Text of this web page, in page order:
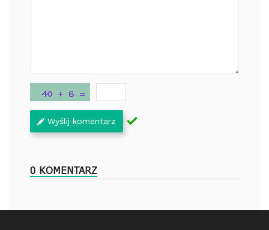
Wyślij komentarz
0 KOMENTARZ